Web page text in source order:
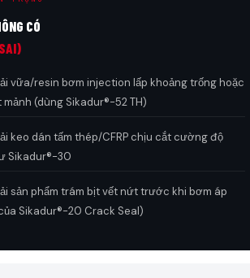
CÓ
vữa/resin bơm injection lấp khoảng trống hoặc
(dùng Sikadur®-52 TH)
keo dán tấm thép/CFRP chịu cắt cường độ
Sikadur®-30
sản phẩm trám bịt vết nứt trước khi bơm áp
Sikadur®-20 Crack Seal)